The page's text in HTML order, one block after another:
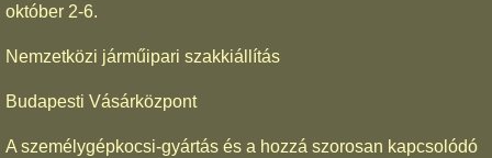
október 2-6.
Nemzetközi járműipari szakkiállítás
Budapesti Vásárközpont
A személygépkocsi-gyártás és a hozzá szorosan kapcsolódó